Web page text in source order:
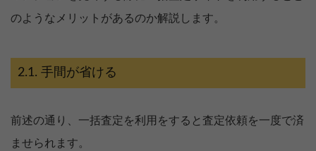
のようなメリットがあるのか解説します。
手間が省ける
前述の通り、一括査定を利用をすると査定依頼を一度で済
ませられます。